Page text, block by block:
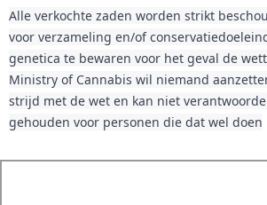
Alle verkochte zaden worden strikt
voor verzameling en/of
genetica te bewaren voor het geval de
Ministry of Cannabis wil niemand
strijd met de wet en kan niet
gehouden voor personen die dat wel doen